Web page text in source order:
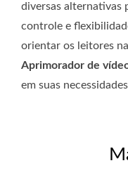
diversas alternativas
controle e
orientar os leitores
Aprimorador de
em suas